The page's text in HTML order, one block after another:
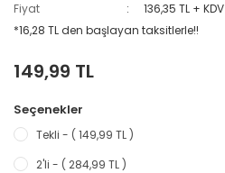
Fiyat
136,35 TL + KDV
*16,28 TL den başlayan taksitlerle!!
149,99 TL
Seçenekler
Tekli - ( 149,99 TL )
2'li - ( 284,99 TL )